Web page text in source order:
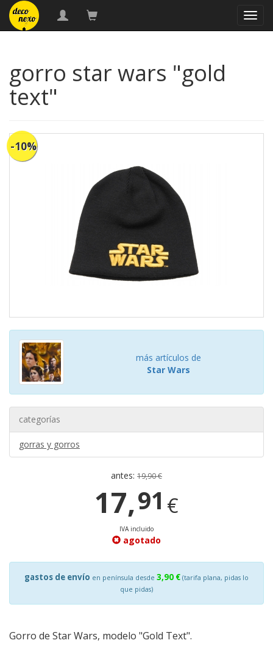
gorro star wars "gold
text"
-10%
más artículos de
Star Wars
categorías
gorras y gorros
antes: 19,90 €
17,91 €
IVA incluido
agotado
gastos de envío en península desde 3,90 € (tarifa plana, pidas lo
que pidas)
Gorro de Star Wars, modelo "Gold Text".